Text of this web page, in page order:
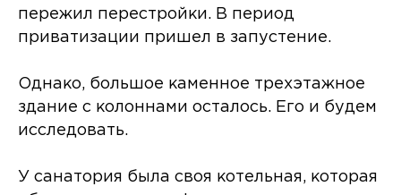
пережил перестройки. В период
приватизации пришел в запустение.
Однако, большое каменное трехэтажное
здание с колоннами осталось. Его и будем
исследовать.
У санатория была своя котельная, которая